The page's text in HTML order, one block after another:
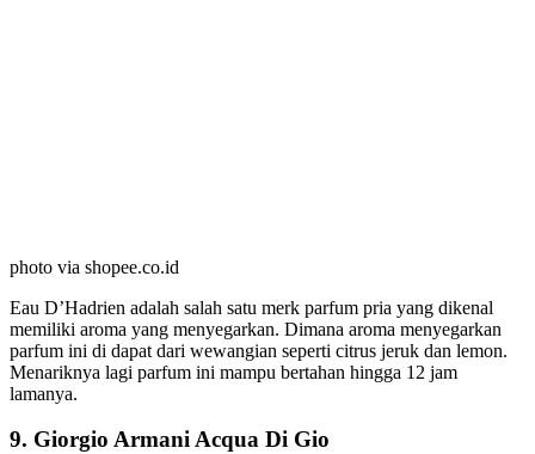
photo via shopee.co.id
Eau D’Hadrien adalah salah satu merk parfum pria yang dikenal
memiliki aroma yang menyegarkan. Dimana aroma menyegarkan
parfum ini di dapat dari wewangian seperti citrus jeruk dan lemon.
Menariknya lagi parfum ini mampu bertahan hingga 12 jam
lamanya.
9. Giorgio Armani Acqua Di Gio